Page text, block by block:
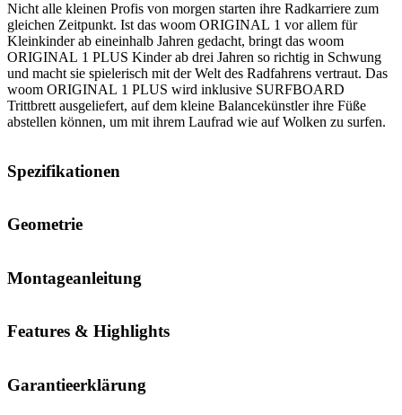
Nicht alle kleinen Profis von morgen starten ihre Radkarriere zum
gleichen Zeitpunkt. Ist das woom ORIGINAL 1 vor allem für
Kleinkinder ab eineinhalb Jahren gedacht, bringt das woom
ORIGINAL 1 PLUS Kinder ab drei Jahren so richtig in Schwung
und macht sie spielerisch mit der Welt des Radfahrens vertraut. Das
woom ORIGINAL 1 PLUS wird inklusive SURFBOARD
Trittbrett ausgeliefert, auf dem kleine Balancekünstler ihre Füße
abstellen können, um mit ihrem Laufrad wie auf Wolken zu surfen.
Spezifikationen
Geometrie
Montageanleitung
Features & Highlights
Garantieerklärung